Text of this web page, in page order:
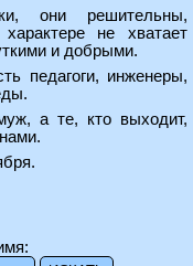
они решительны,
не хватает
и добрыми.
педагоги, инженеры,
а те, кто выходит,